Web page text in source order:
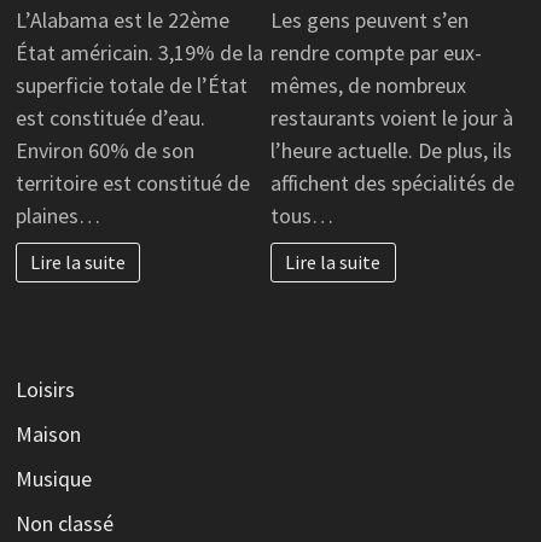
L’Alabama est le 22ème
État américain. 3,19% de la
superficie totale de l’État
est constituée d’eau.
Environ 60% de son
territoire est constitué de
plaines…
Lire la suite
Les gens peuvent s’en
rendre compte par eux-
mêmes, de nombreux
restaurants voient le jour à
l’heure actuelle. De plus, ils
affichent des spécialités de
tous…
Lire la suite
Loisirs
Maison
Musique
Non classé